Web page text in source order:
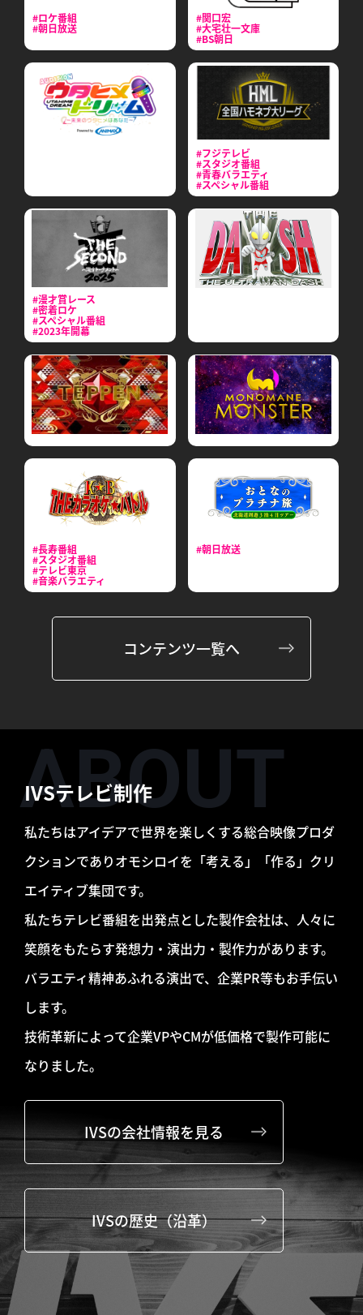
#ロケ番組
#朝日放送
#関口宏
#大宅壮一文庫
#BS朝日
#フジテレビ
#スタジオ番組
#青春バラエティ
#スペシャル番組
#漫才賞レース
#密着ロケ
#スペシャル番組
#2023年開幕
#長寿番組
#スタジオ番組
#テレビ東京
#音楽バラエティ
#朝日放送
コンテンツ一覧へ
IVSテレビ制作
私たちはアイデアで世界を楽しくする総合映像プロダ
クションでありオモシロイを「考える」「作る」クリ
エイティブ集団です。
私たちテレビ番組を出発点とした製作会社は、人々に
笑顔をもたらす発想力・演出力・製作力があります。
バラエティ精神あふれる演出で、企業PR等もお手伝い
します。
技術革新によって企業VPやCMが低価格で製作可能に
なりました。
IVSの会社情報を見る
IVSの歴史（沿革）